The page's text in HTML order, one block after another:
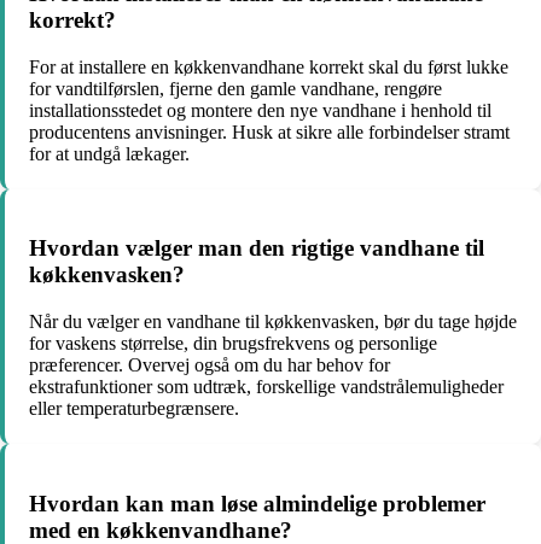
korrekt?
For at installere en køkkenvandhane korrekt skal du først lukke
for vandtilførslen, fjerne den gamle vandhane, rengøre
installationsstedet og montere den nye vandhane i henhold til
producentens anvisninger. Husk at sikre alle forbindelser stramt
for at undgå lækager.
Hvordan vælger man den rigtige vandhane til
køkkenvasken?
Når du vælger en vandhane til køkkenvasken, bør du tage højde
for vaskens størrelse, din brugsfrekvens og personlige
præferencer. Overvej også om du har behov for
ekstrafunktioner som udtræk, forskellige vandstrålemuligheder
eller temperaturbegrænsere.
Hvordan kan man løse almindelige problemer
med en køkkenvandhane?